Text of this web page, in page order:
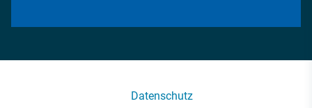
Datenschutz